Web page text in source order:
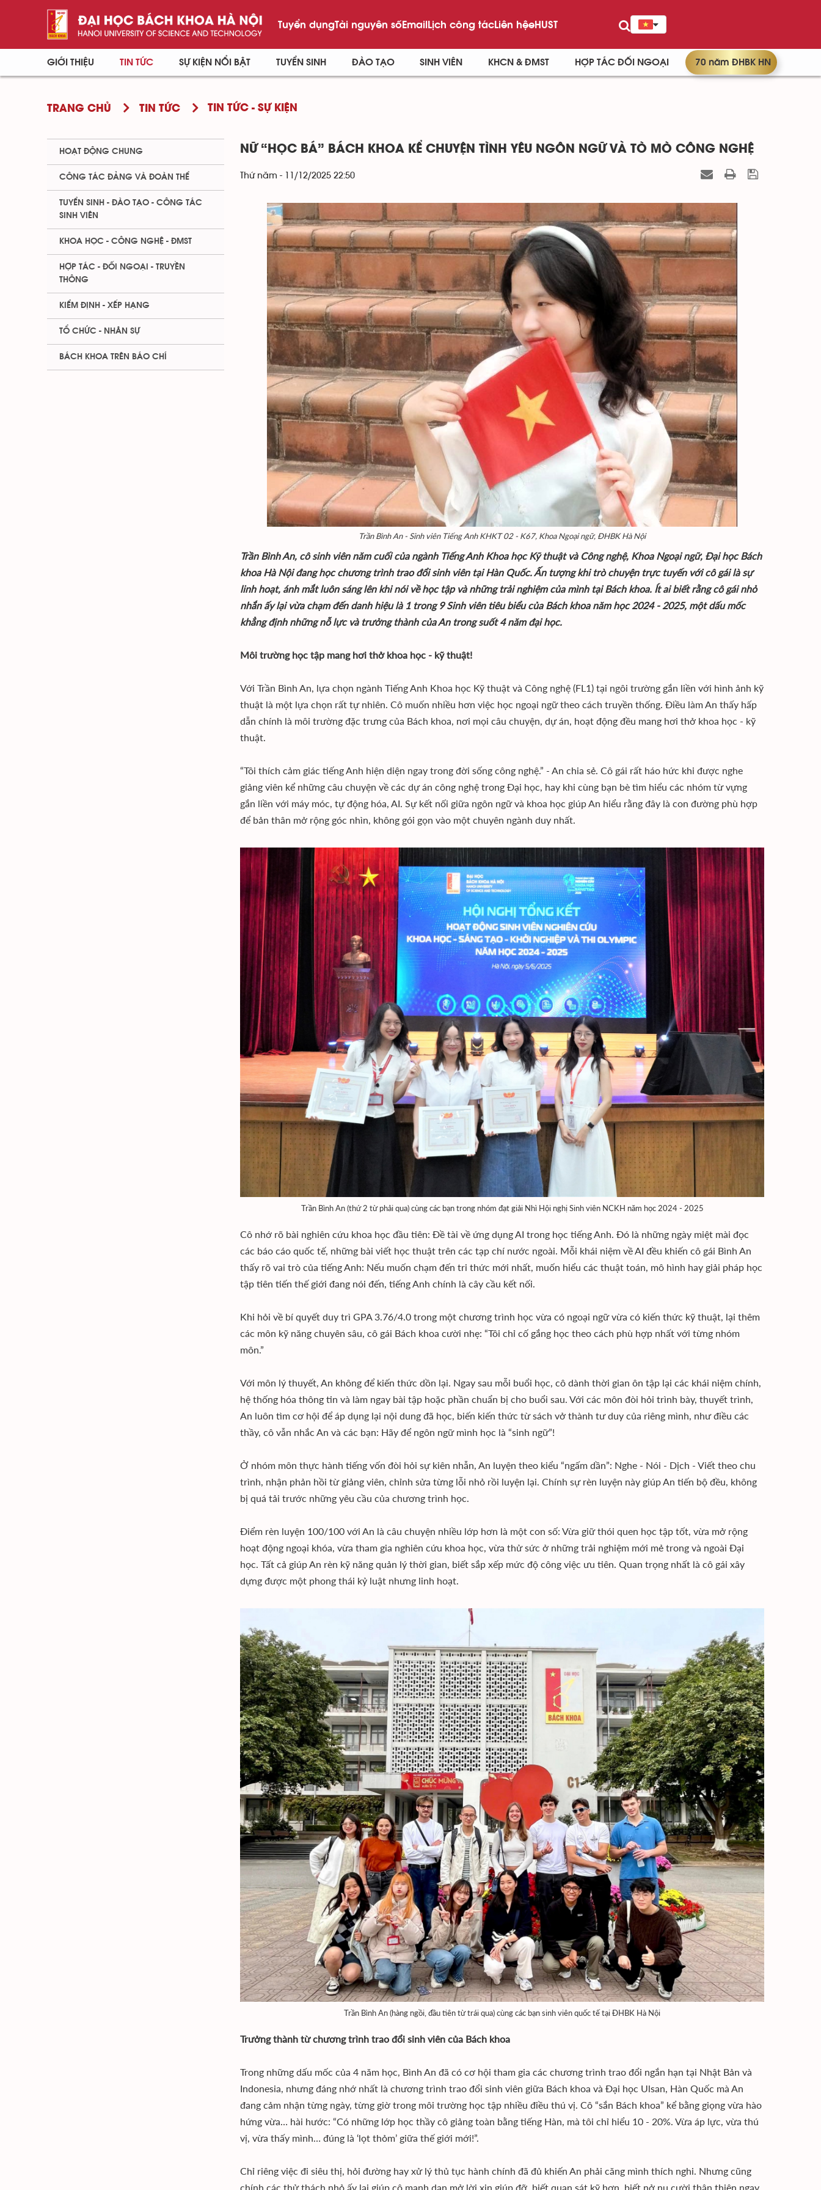
Tuyển dụngTài nguyên sốEmailLịch công tácLiên hệeHUST
GIỚI THIỆU TIN TỨC SỰ KIỆN NỔI BẬT TUYỂN SINH ĐÀO TẠO SINH VIÊN KHCN & ĐMST HỢP TÁC ĐỐI NGOẠI 70 năm ĐHBK HN
TRANG CHỦ TIN TỨC TIN TỨC - SỰ KIỆN
NỮ “HỌC BÁ” BÁCH KHOA KỂ CHUYỆN TÌNH YÊU NGÔN NGỮ VÀ TÒ MÒ CÔNG NGHỆ
Thứ năm - 11/12/2025 22:50
Trần Bình An - Sinh viên Tiếng Anh KHKT 02 - K67, Khoa Ngoại ngữ, ĐHBK Hà Nội
Trần Bình An, cô sinh viên năm cuối của ngành Tiếng Anh Khoa học Kỹ thuật và Công nghệ, Khoa Ngoại ngữ, Đại học Bách
khoa Hà Nội đang học chương trình trao đổi sinh viên tại Hàn Quốc. Ấn tượng khi trò chuyện trực tuyến với cô gái là sự
linh hoạt, ánh mắt luôn sáng lên khi nói về học tập và những trải nghiệm của mình tại Bách khoa. Ít ai biết rằng cô gái nhỏ
nhắn ấy lại vừa chạm đến danh hiệu là 1 trong 9 Sinh viên tiêu biểu của Bách khoa năm học 2024 - 2025, một dấu mốc
khẳng định những nỗ lực và trưởng thành của An trong suốt 4 năm đại học.
Môi trường học tập mang hơi thở khoa học - kỹ thuật!
Với Trần Bình An, lựa chọn ngành Tiếng Anh Khoa học Kỹ thuật và Công nghệ (FL1) tại ngôi trường gắn liền với hình ảnh kỹ
thuật là một lựa chọn rất tự nhiên. Cô muốn nhiều hơn việc học ngoại ngữ theo cách truyền thống. Điều làm An thấy hấp
dẫn chính là môi trường đặc trưng của Bách khoa, nơi mọi câu chuyện, dự án, hoạt động đều mang hơi thở khoa học - kỹ
thuật.
“Tôi thích cảm giác tiếng Anh hiện diện ngay trong đời sống công nghệ.” - An chia sẻ. Cô gái rất háo hức khi được nghe
giảng viên kể những câu chuyện về các dự án công nghệ trong Đại học, hay khi cùng bạn bè tìm hiểu các nhóm từ vựng
gắn liền với máy móc, tự động hóa, AI. Sự kết nối giữa ngôn ngữ và khoa học giúp An hiểu rằng đây là con đường phù hợp
để bản thân mở rộng góc nhìn, không gói gọn vào một chuyên ngành duy nhất.
Trần Bình An (thứ 2 từ phải qua) cùng các bạn trong nhóm đạt giải Nhì Hội nghị Sinh viên NCKH năm học 2024 - 2025
Cô nhớ rõ bài nghiên cứu khoa học đầu tiên: Đề tài về ứng dụng AI trong học tiếng Anh. Đó là những ngày miệt mài đọc
các báo cáo quốc tế, những bài viết học thuật trên các tạp chí nước ngoài. Mỗi khái niệm về AI đều khiến cô gái Bình An
thấy rõ vai trò của tiếng Anh: Nếu muốn chạm đến tri thức mới nhất, muốn hiểu các thuật toán, mô hình hay giải pháp học
tập tiên tiến thế giới đang nói đến, tiếng Anh chính là cây cầu kết nối.
Khi hỏi về bí quyết duy trì GPA 3.76/4.0 trong một chương trình học vừa có ngoại ngữ vừa có kiến thức kỹ thuật, lại thêm
các môn kỹ năng chuyên sâu, cô gái Bách khoa cười nhẹ: “Tôi chỉ cố gắng học theo cách phù hợp nhất với từng nhóm
môn.”
Với môn lý thuyết, An không để kiến thức dồn lại. Ngay sau mỗi buổi học, cô dành thời gian ôn tập lại các khái niệm chính,
hệ thống hóa thông tin và làm ngay bài tập hoặc phần chuẩn bị cho buổi sau. Với các môn đòi hỏi trình bày, thuyết trình,
An luôn tìm cơ hội để áp dụng lại nội dung đã học, biến kiến thức từ sách vở thành tư duy của riêng mình, như điều các
thầy, cô vẫn nhắc An và các bạn: Hãy để ngôn ngữ mình học là “sinh ngữ”!
Ở nhóm môn thực hành tiếng vốn đòi hỏi sự kiên nhẫn, An luyện theo kiểu “ngấm dần”: Nghe - Nói - Dịch - Viết theo chu
trình, nhận phản hồi từ giảng viên, chỉnh sửa từng lỗi nhỏ rồi luyện lại. Chính sự rèn luyện này giúp An tiến bộ đều, không
bị quá tải trước những yêu cầu của chương trình học.
Điểm rèn luyện 100/100 với An là câu chuyện nhiều lớp hơn là một con số: Vừa giữ thói quen học tập tốt, vừa mở rộng
hoạt động ngoại khóa, vừa tham gia nghiên cứu khoa học, vừa thử sức ở những trải nghiệm mới mẻ trong và ngoài Đại
học. Tất cả giúp An rèn kỹ năng quản lý thời gian, biết sắp xếp mức độ công việc ưu tiên. Quan trọng nhất là cô gái xây
dựng được một phong thái kỷ luật nhưng linh hoạt.
Trần Bình An (hàng ngồi, đầu tiên từ trái qua) cùng các bạn sinh viên quốc tế tại ĐHBK Hà Nội
Trưởng thành từ chương trình trao đổi sinh viên của Bách khoa
Trong những dấu mốc của 4 năm học, Bình An đã có cơ hội tham gia các chương trình trao đổi ngắn hạn tại Nhật Bản và
Indonesia, nhưng đáng nhớ nhất là chương trình trao đổi sinh viên giữa Bách khoa và Đại học Ulsan, Hàn Quốc mà An
đang cảm nhận từng ngày, từng giờ trong môi trường học tập nhiều điều thú vị. Cô “sắn Bách khoa” kể bằng giọng vừa hào
hứng vừa… hài hước: “Có những lớp học thầy cô giảng toàn bằng tiếng Hàn, mà tôi chỉ hiểu 10 - 20%. Vừa áp lực, vừa thú
vị, vừa thấy mình… đúng là ‘lọt thỏm’ giữa thế giới mới!”.
Chỉ riêng việc đi siêu thị, hỏi đường hay xử lý thủ tục hành chính đã đủ khiến An phải căng mình thích nghi. Nhưng cũng
chính các thử thách nhỏ ấy lại giúp cô mạnh dạn mở lời xin giúp đỡ, biết quan sát kỹ hơn, biết nở nụ cười thân thiện ngay
HOẠT ĐỘNG CHUNG
CÔNG TÁC ĐẢNG VÀ ĐOÀN THỂ
TUYỂN SINH - ĐÀO TẠO - CÔNG TÁC
SINH VIÊN
KHOA HỌC - CÔNG NGHỆ - ĐMST
HỢP TÁC - ĐỐI NGOẠI - TRUYỀN
THÔNG
KIỂM ĐỊNH - XẾP HẠNG
TỔ CHỨC - NHÂN SỰ
BÁCH KHOA TRÊN BÁO CHÍ